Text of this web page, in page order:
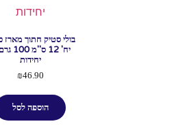
יחידות
₪46.90
הוספה לסל